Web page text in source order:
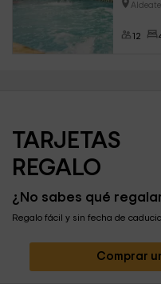
12
TARJETAS
REGALO
¿No sabes qué
Regalo fácil y sin fecha de
Comprar